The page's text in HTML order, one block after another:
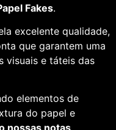
Fakes.
excelente qualidade,
que garantem uma
visuais e táteis das
elementos de
do papel e